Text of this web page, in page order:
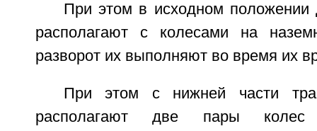
При этом в исходном положении
располагают с колесами на
разворот их выполняют во время их
При этом с нижней части
располагают две пары колес